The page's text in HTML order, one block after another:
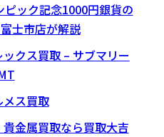
ピック記念1000円銀貨の
士市店が解説
ックス買取 – サブマリー
メス買取
貴金属買取なら買取大吉